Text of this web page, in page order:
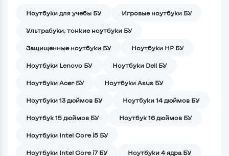
Ноутбуки для учебы БУ Игровые ноутбуки БУ
Ультрабуки, тонкие ноутбуки БУ
Защищенные ноутбуки БУ Ноутбуки HP БУ
Ноутбуки Lenovo БУ Ноутбуки Dell БУ
Ноутбуки Acer БУ Ноутбуки Asus БУ
Ноутбуки 13 дюймов БУ Ноутбуки 14 дюймов БУ
Ноутбук 15 дюймов БУ Ноутбук 16 дюймов БУ
Ноутбуки Intel Core i5 БУ
Ноутбуки Intel Core i7 БУ Ноутбуки 4 ядра БУ